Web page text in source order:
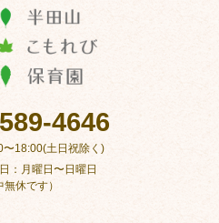
4646
18:00(土日祝除く)
：月曜日〜日曜日
無休です）